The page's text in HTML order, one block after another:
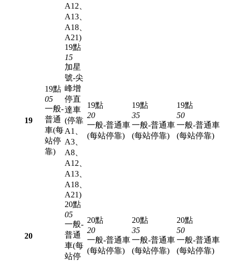
A12、
A13、
A18、
A21)
19
19點
05
一般-
普通
車(每
站停
靠)
19點
15
加星
號-尖
峰增
停直
達車
(停靠
A1、
A3、
A8、
A12、
A13、
A18、
A21)
19點
20
一般-普通車
(每站停靠)
19點
35
一般-普通車
(每站停靠)
19點
50
一般-普通車
(每站停靠)
20
20點
05
一般-
普通
車(每
站停
20點
20
一般-普通車
(每站停靠)
20點
35
一般-普通車
(每站停靠)
20點
50
一般-普通車
(每站停靠)